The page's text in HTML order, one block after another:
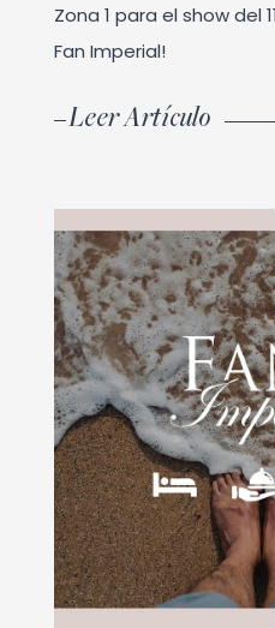
Zona 1 para el show del
Fan Imperial!
Leer Artículo